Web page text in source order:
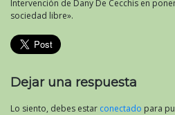
Intervención de Dany De Cecchis en
sociedad libre».
Dejar una respuesta
Lo siento, debes estar conectado para